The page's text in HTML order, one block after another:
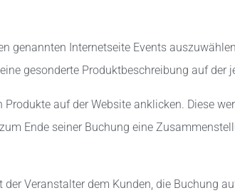
genannten Internetseite Events
gesonderte Produktbeschreibung auf der
auf der Website anklicken. Diese
Ende seiner Buchung eine
Veranstalter dem Kunden, die Buchung